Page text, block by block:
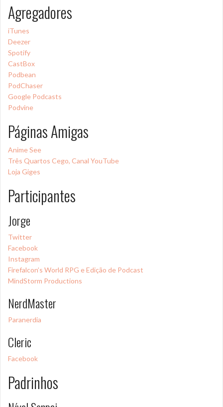
Agregadores
iTunes
Deezer
Spotify
CastBox
Podbean
PodChaser
Google Podcasts
Podvine
Páginas Amigas
Anime See
Três Quartos Cego, Canal YouTube
Loja Giges
Participantes
Jorge
Twitter
Facebook
Instagram
Firefalcon’s World RPG e Edição de Podcast
MindStorm Productions
NerdMaster
Paranerdia
Cleric
Facebook
Padrinhos